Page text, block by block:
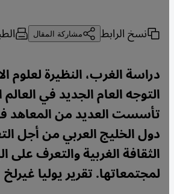
نسخ الرابط مشاركة المقال
دراسة الغرب، النظيرة لعلوم
التوجه العام الجديد في
تأسست العديد من
دول الخليج العربي من أجل
الثقافة الغربية والتعرف على
لمجتمعاتها. تقرير يوليا غيرلخ